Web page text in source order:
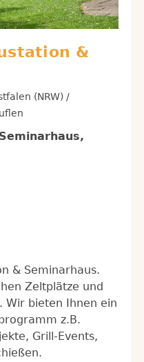
&
(NRW) /
& Seminarhaus.
Zeltplätze und
Wir bieten Ihnen ein
z.B.
Grill-Events,